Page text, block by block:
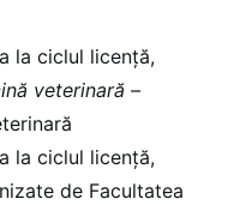
la ciclul licență,
veterinară –
la ciclul licență,
de Facultatea